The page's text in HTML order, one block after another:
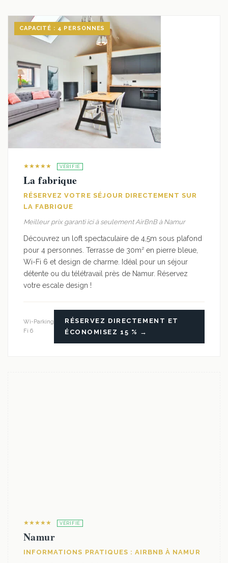
CAPACITÉ : 4 PERSONNES
★★★★★ VÉRIFIÉ
La fabrique
RÉSERVEZ VOTRE SÉJOUR DIRECTEMENT SUR
LA FABRIQUE
Meilleur prix garanti ici à seulement AirBnB à Namur
Découvrez un loft spectaculaire de 4,5m sous plafond
pour 4 personnes. Terrasse de 30m² en pierre bleue,
Wi-Fi 6 et design de charme. Idéal pour un séjour
détente ou du télétravail près de Namur. Réservez
votre escale design !
Wi-
Fi 6
Parking
RÉSERVEZ DIRECTEMENT ET
ÉCONOMISEZ 15 % →
★★★★★ VÉRIFIÉ
Namur
INFORMATIONS PRATIQUES : AIRBNB À NAMUR